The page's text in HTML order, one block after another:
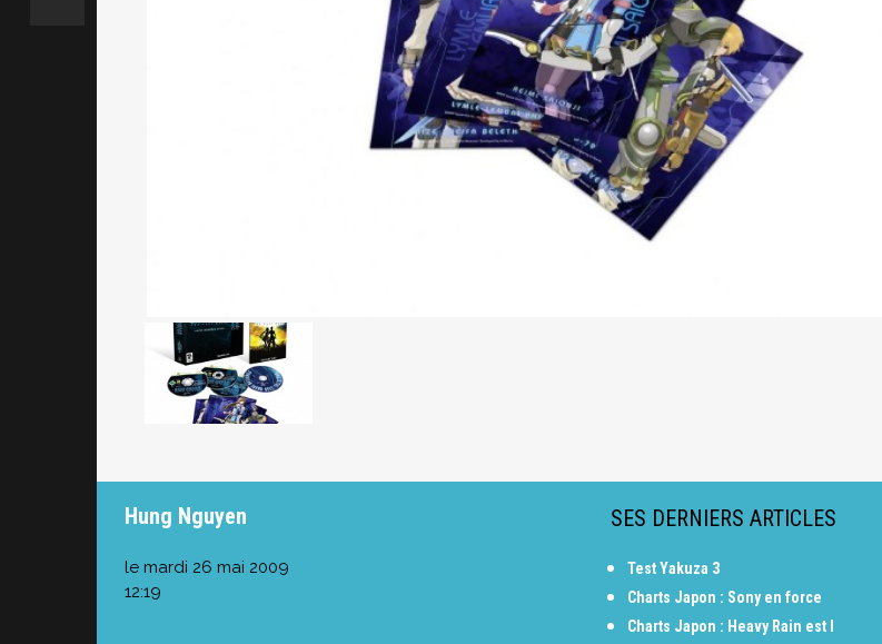
Hung Nguyen
le mardi 26 mai 2009
12:19
SES DERNIERS ARTICLES
Test Yakuza 3
Charts Japon : Sony en force
Charts Japon : Heavy Rain est l